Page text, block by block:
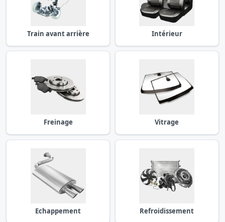
Train avant arrière Intérieur
Freinage Vitrage
Echappement Refroidissement